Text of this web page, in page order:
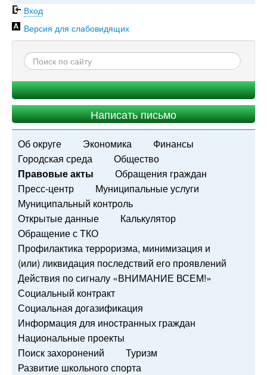
Вход
Версия для слабовидящих
Написать письмо
Об округе Экономика
Финансы
Городская среда
Общество
Правовые акты
Обращения граждан
Пресс-центр
Муниципальные услуги
Муниципальный контроль
Открытые данные
Калькулятор
Обращение с ТКО
Профилактика терроризма, минимизация и
(или) ликвидация последствий его проявлений
Действия по сигналу «ВНИМАНИЕ ВСЕМ!»
Социальный контракт
Социальная догазификация
Информация для иностранных граждан
Национальные проекты
Поиск захоронений
Туризм
Развитие школьного спорта